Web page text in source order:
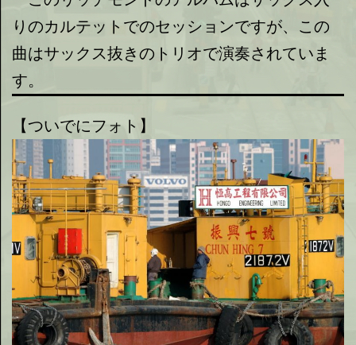
りのカルテットでのセッションですが、この
曲はサックス抜きのトリオで演奏されていま
す。
【ついでにフォト】